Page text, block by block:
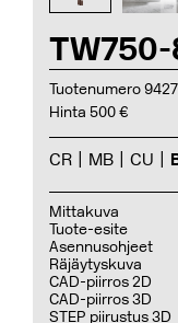
Tuotenumero
Hinta 500 €
CR MB CU
Mittakuva
Tuote-esite
Asennusohjeet
Räjäytyskuva
CAD-piirros 2D
CAD-piirros 3D
STEP piirustus 3D